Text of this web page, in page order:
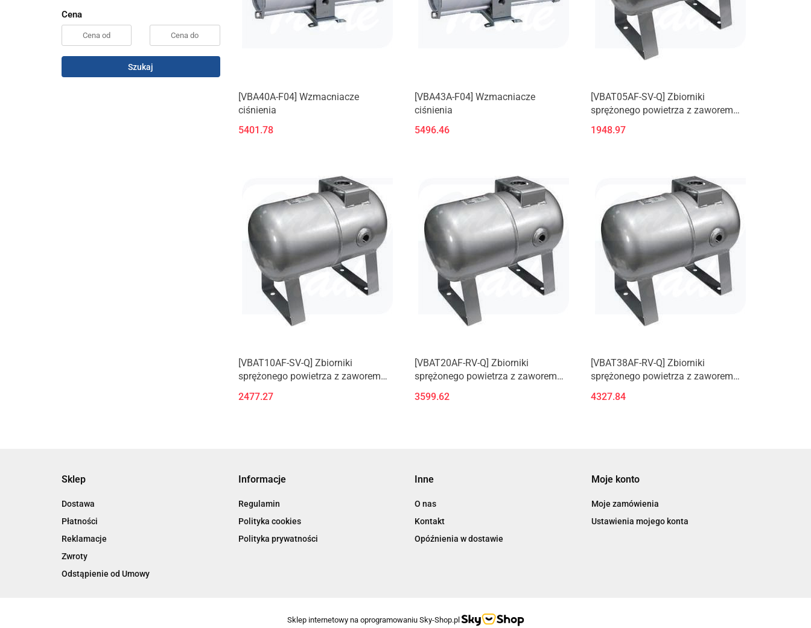
Cena
Szukaj
[VBA40A-F04] Wzmacniacze
ciśnienia
5401.78
[VBA43A-F04] Wzmacniacze
ciśnienia
5496.46
[VBAT05AF-SV-Q] Zbiorniki
sprężonego powietrza z zaworem
spustowym
1948.97
[VBAT10AF-SV-Q] Zbiorniki
sprężonego powietrza z zaworem
spustowym
2477.27
[VBAT20AF-RV-Q] Zbiorniki
sprężonego powietrza z zaworem
spustowym
3599.62
[VBAT38AF-RV-Q] Zbiorniki
sprężonego powietrza z zaworem
spustowym
4327.84
Sklep
Dostawa
Płatności
Reklamacje
Zwroty
Odstąpienie od Umowy
Informacje
Regulamin
Polityka cookies
Polityka prywatności
Inne
O nas
Kontakt
Opóźnienia w dostawie
Moje konto
Moje zamówienia
Ustawienia mojego konta
Sklep internetowy na oprogramowaniu Sky-Shop.pl